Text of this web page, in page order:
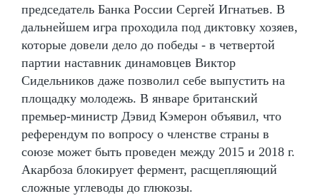
председатель Банка России Сергей Игнатьев. В
дальнейшем игра проходила под диктовку хозяев,
которые довели дело до победы - в четвертой
партии наставник динамовцев Виктор
Сидельников даже позволил себе выпустить на
площадку молодежь. В январе британский
премьер-министр Дэвид Кэмерон объявил, что
референдум по вопросу о членстве страны в
союзе может быть проведен между 2015 и 2018 г.
Акарбоза блокирует фермент, расщепляющий
сложные углеводы до глюкозы.